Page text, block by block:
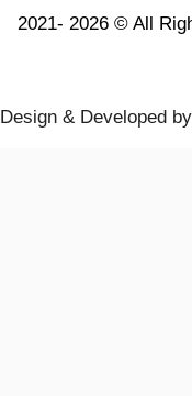
2021- 2026 © All
Design & Developed by